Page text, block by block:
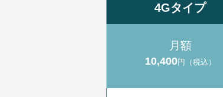
4Gタイプ
月額
10,400円（税込）